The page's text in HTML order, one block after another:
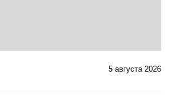
5 августа 2026